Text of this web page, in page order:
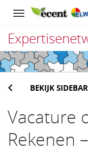
Navigation
Direct
naar
het
inhoud
BEKIJK SIDEBAR
Vacature
Rekenen